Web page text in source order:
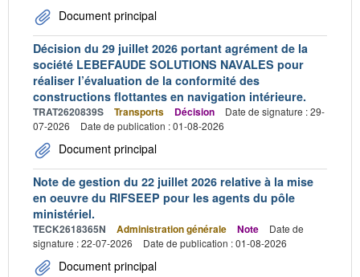
Document principal
Décision du 29 juillet 2026 portant agrément de la
société LEBEFAUDE SOLUTIONS NAVALES pour
réaliser l’évaluation de la conformité des
constructions flottantes en navigation intérieure.
TRAT2620839S Transports Décision
Date de signature : 29-
07-2026
Date de publication : 01-08-2026
Document principal
Note de gestion du 22 juillet 2026 relative à la mise
en oeuvre du RIFSEEP pour les agents du pôle
ministériel.
TECK2618365N Administration générale Note
Date de
signature : 22-07-2026
Date de publication : 01-08-2026
Document principal